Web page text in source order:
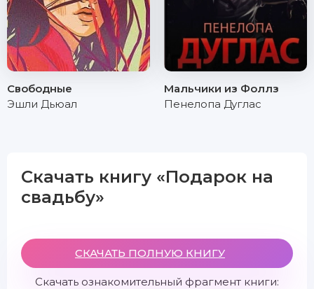
Свободные
Эшли Дьюал
Мальчики из Фоллз
Пенелопа Дуглас
Скачать книгу «Подарок на
свадьбу»
СКАЧАТЬ ПОЛНУЮ КНИГУ
Скачать ознакомительный фрагмент книги: